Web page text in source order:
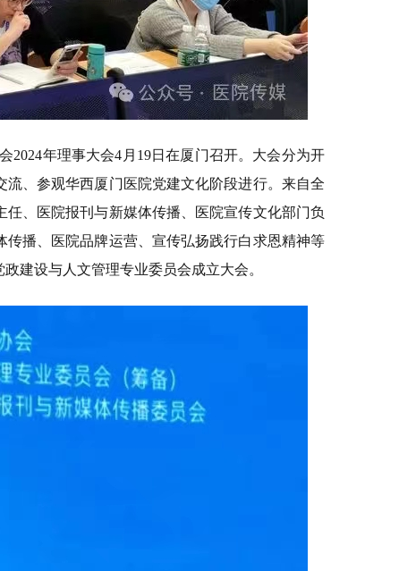
2024年理事大会4月19日在厦门召开。大会分为开
、参观华西厦门医院党建文化阶段进行。来自全
、医院报刊与新媒体传播、医院宣传文化部门负
播、医院品牌运营、宣传弘扬践行白求恩精神等
建设与人文管理专业委员会成立大会。